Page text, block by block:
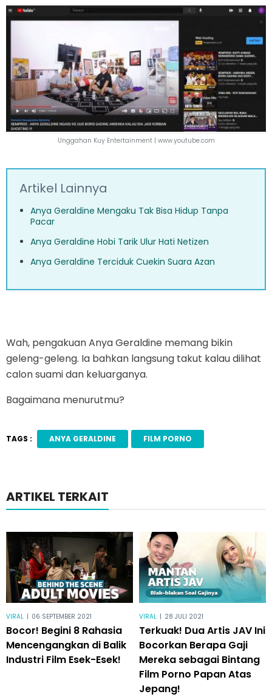
Unggahan Kuy Entertainment | www.youtube.com
Artikel Lainnya
Anya Geraldine Mengaku Tak Bisa Hidup Tanpa
Pacar
Anya Geraldine Hobi Tarik Ulur Hati Netizen
Anya Geraldine Terciduk Cuekin Suara Azan
Wah, pengakuan Anya Geraldine memang bikin
geleng-geleng. Ia bahkan langsung takut kalau dilihat
calon suami dan keluarganya.
Bagaimana menurutmu?
TAGS : ANYA GERALDINE FILM PORNO
ARTIKEL TERKAIT
VIRAL | 06 SEPTEMBER 2021
Bocor! Begini 8 Rahasia
Mencengangkan di Balik
Industri Film Esek-Esek!
VIRAL | 28 JULI 2021
Terkuak! Dua Artis JAV Ini
Bocorkan Berapa Gaji
Mereka sebagai Bintang
Film Porno Papan Atas
Jepang!